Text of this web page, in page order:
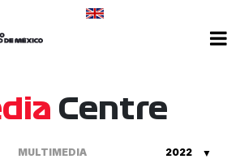
Centre
MULTIMEDIA 2022